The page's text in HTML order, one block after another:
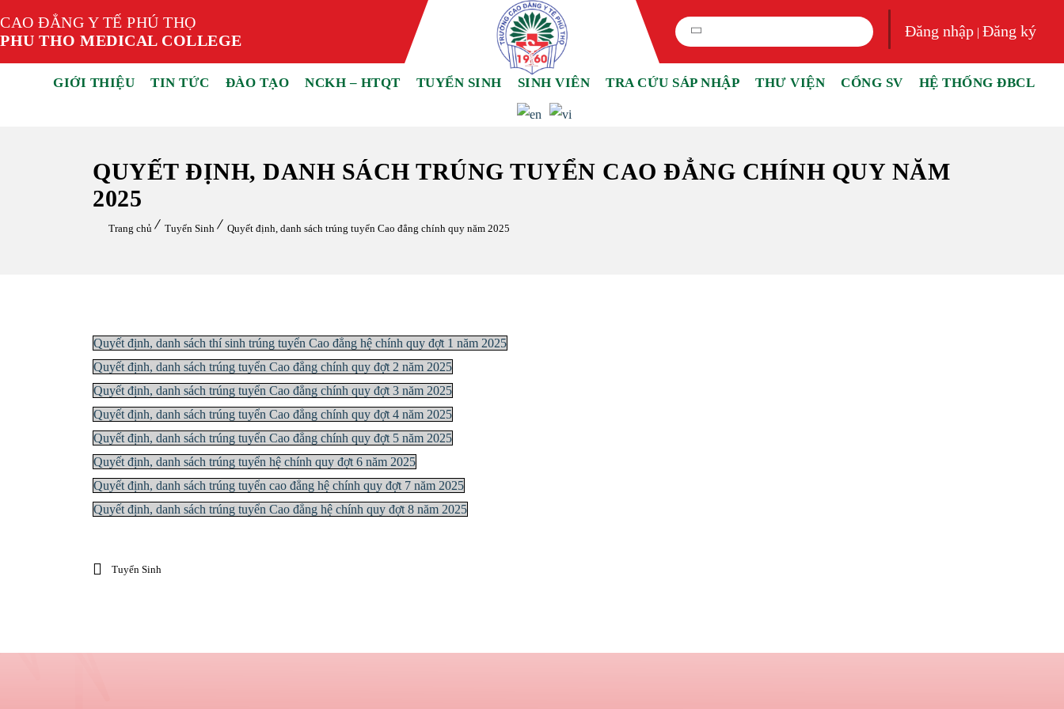
CAO ĐẲNG Y TẾ PHÚ THỌ
PHU THO MEDICAL COLLEGE
Đăng nhập |Đăng ký
GIỚI THIỆU TIN TỨC ĐÀO TẠO NCKH – HTQT TUYỂN SINH SINH VIÊN TRA CỨU SÁP NHẬP THƯ VIỆN CỔNG SV HỆ THỐNG ĐBCL
QUYẾT ĐỊNH, DANH SÁCH TRÚNG TUYỂN CAO ĐẲNG CHÍNH QUY NĂM
2025
Trang chủ Tuyển Sinh Quyết định, danh sách trúng tuyển Cao đẳng chính quy năm 2025
Quyết định, danh sách thí sinh trúng tuyển Cao đẳng hệ chính quy đợt 1 năm 2025
Quyết định, danh sách trúng tuyển Cao đẳng chính quy đợt 2 năm 2025
Quyết định, danh sách trúng tuyển Cao đẳng chính quy đợt 3 năm 2025
Quyết định, danh sách trúng tuyển Cao đẳng chính quy đợt 4 năm 2025
Quyết định, danh sách trúng tuyển Cao đẳng chính quy đợt 5 năm 2025
Quyết định, danh sách trúng tuyển hệ chính quy đợt 6 năm 2025
Quyết định, danh sách trúng tuyển cao đẳng hệ chính quy đợt 7 năm 2025
Quyết định, danh sách trúng tuyển Cao đẳng hệ chính quy đợt 8 năm 2025
Tuyển Sinh